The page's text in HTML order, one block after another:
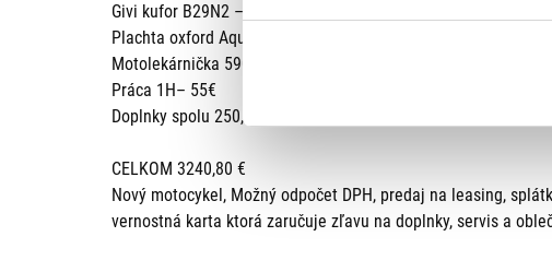
Givi kufor B29N2 – 59,95€
Plachta oxford Aquatex CV201 – 27,95
Motolekárnička 59004 – 12,95
Práca 1H– 55€
Doplnky spolu 250,80€
CELKOM 3240,80 €
Nový motocykel, Možný odpočet DPH, predaj na leasing,
vernostná karta ktorá zaručuje zľavu na doplnky, servis a